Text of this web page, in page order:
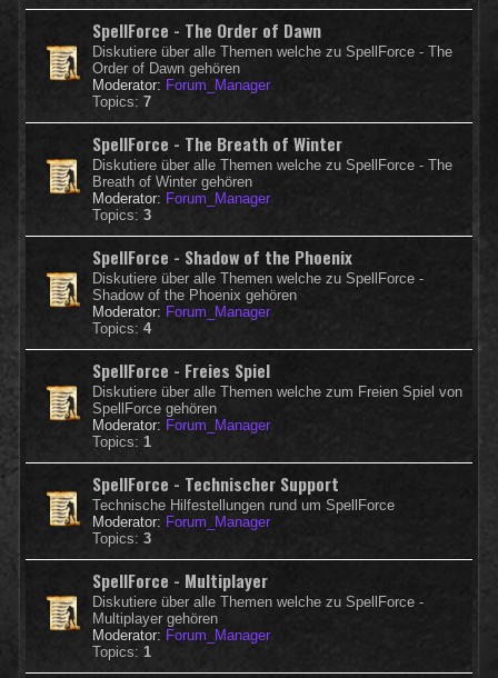
SpellForce - The Order of Dawn
Diskutiere über alle Themen welche zu SpellForce - The
Order of Dawn gehören
Moderator: Forum_Manager
Topics: 7
SpellForce - The Breath of Winter
Diskutiere über alle Themen welche zu SpellForce - The
Breath of Winter gehören
Moderator: Forum_Manager
Topics: 3
SpellForce - Shadow of the Phoenix
Diskutiere über alle Themen welche zu SpellForce -
Shadow of the Phoenix gehören
Moderator: Forum_Manager
Topics: 4
SpellForce - Freies Spiel
Diskutiere über alle Themen welche zum Freien Spiel von
SpellForce gehören
Moderator: Forum_Manager
Topics: 1
SpellForce - Technischer Support
Technische Hilfestellungen rund um SpellForce
Moderator: Forum_Manager
Topics: 3
SpellForce - Multiplayer
Diskutiere über alle Themen welche zu SpellForce -
Multiplayer gehören
Moderator: Forum_Manager
Topics: 1